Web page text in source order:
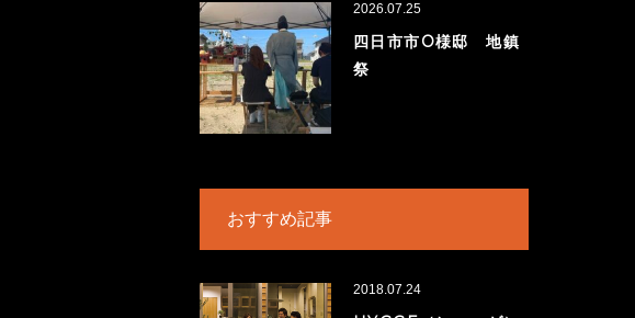
2026.07.25
四日市市O様邸 地鎮
祭
おすすめ記事
2018.07.24